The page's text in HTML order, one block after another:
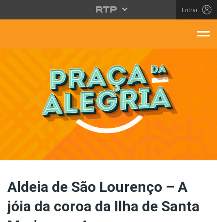
Saltar para o conteúdo principal
Entrar
Aldeia de São Lourenço – A
jóia da coroa da Ilha de Santa